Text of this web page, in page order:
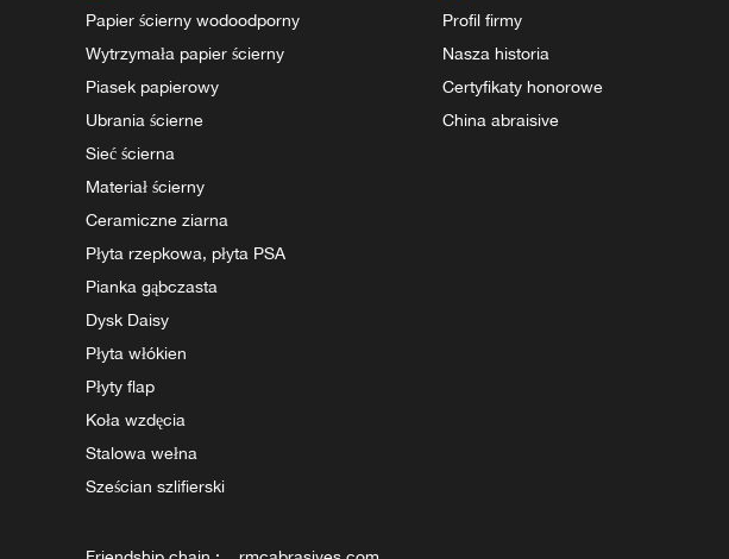
Papier ścierny wodoodporny
Wytrzymała papier ścierny
Piasek papierowy
Ubrania ścierne
Sieć ścierna
Materiał ścierny
Ceramiczne ziarna
Płyta rzepkowa, płyta PSA
Pianka gąbczasta
Dysk Daisy
Płyta włókien
Płyty flap
Koła wzdęcia
Stalowa wełna
Sześcian szlifierski
Profil firmy
Nasza historia
Certyfikaty honorowe
China abraisive